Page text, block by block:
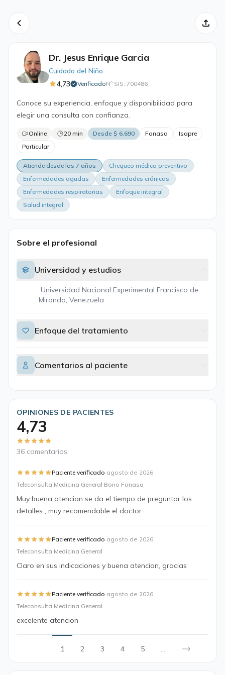
Dr. Jesus Enrique Garcia
Cuidado del Niño
4,73
VerificadoNº SIS: 700486·
Conoce su experiencia, enfoque y disponibilidad para
elegir una consulta con confianza.
Online 20 min Desde $ 6.690 Fonasa
Isapre
Particular
Atiende desde los 7 años
Chequeo médico preventivo
Enfermedades agudas
Enfermedades crónicas
Enfermedades respiratorias
Enfoque integral
Salud integral
Sobre el profesional
Universidad y estudios
Universidad Nacional Experimental Francisco de
Miranda, Venezuela
Enfoque del tratamiento
Comentarios al paciente
OPINIONES DE PACIENTES
4,73
36 comentarios
Paciente verificado·agosto de 2026
Teleconsulta Medicina General Bono Fonasa
Muy buena atencion se da el tiempo de preguntar los
detalles , muy recomendable el doctor
Paciente verificado·agosto de 2026
Teleconsulta Medicina General
Claro en sus indicaciones y buena atencion, gracias
Paciente verificado·agosto de 2026
Teleconsulta Medicina General
excelente atencion
1 2 3 4 5 ...